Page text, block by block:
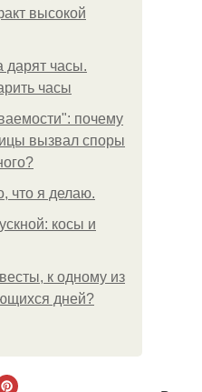
высокой
дарят часы.
часы
почему
вызвал споры
что я делаю.
косы и
к одному из
дней?